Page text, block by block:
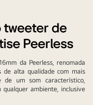
tweeter de
Peerless
da Peerless, renomada
de alta qualidade com mais
de um som característico,
ambiente, inclusive